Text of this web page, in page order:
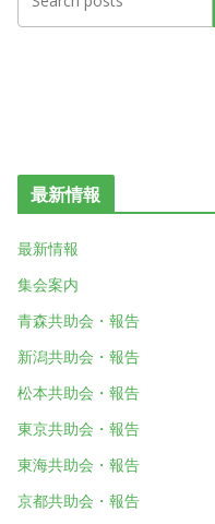
最新情報
最新情報
集会案内
青森共助会・報告
新潟共助会・報告
松本共助会・報告
東京共助会・報告
東海共助会・報告
京都共助会・報告